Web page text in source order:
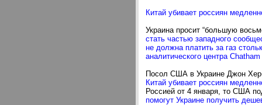
Китай убивает россиян
Украина просит “большую
стать частью западного
не должна платить за газ
аналитического центра
Посол США в Украине Джон
Китай убивает россиян
Россией от 4 января, то США
помогут Украине получить